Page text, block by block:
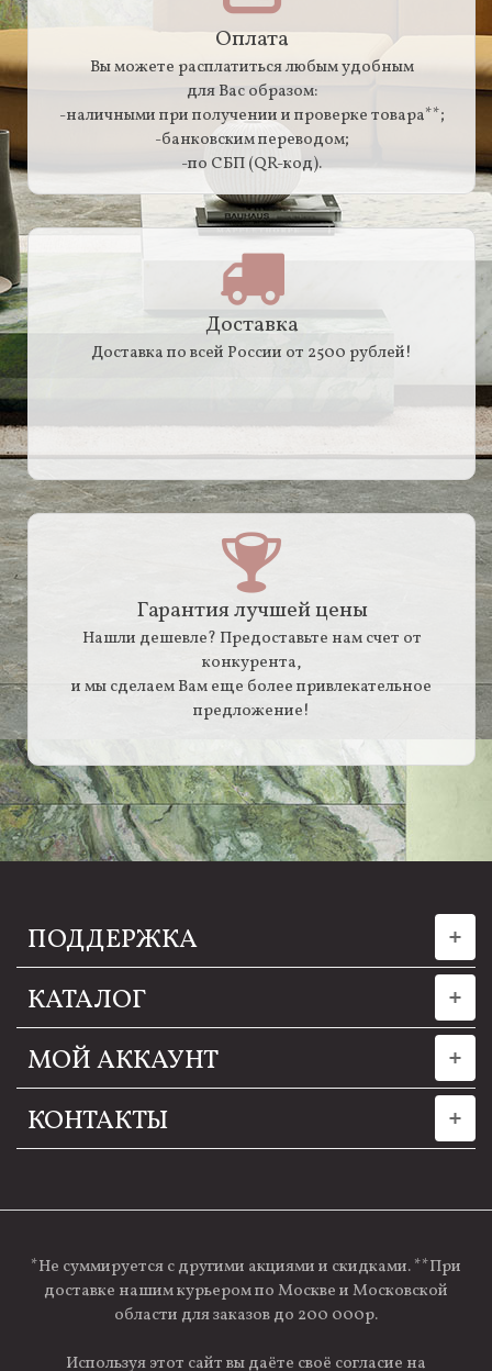
Оплата
Вы можете расплатиться любым удобным
для Вас образом:
-наличными при получении и проверке товара**;
-банковским переводом;
-по СБП (QR-код).
Доставка
Доставка по всей России от 2500 рублей!
Гарантия лучшей цены
Нашли дешевле? Предоставьте нам счет от
конкурента,
и мы сделаем Вам еще более привлекательное
предложение!
ПОДДЕРЖКА
КАТАЛОГ
МОЙ АККАУНТ
КОНТАКТЫ
*Не суммируется с другими акциями и скидками. **При
доставке нашим курьером по Москве и Московской
области для заказов до 200 000р.
Используя этот сайт вы даёте своё согласие на